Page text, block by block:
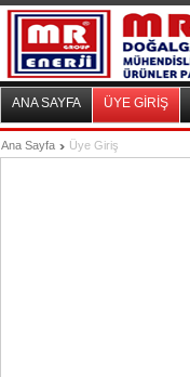
ANA SAYFA ÜYE GİRİŞ
Ana Sayfa Üye Giriş